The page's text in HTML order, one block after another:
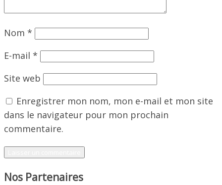
Nom *
E-mail *
Site web
Enregistrer mon nom, mon e-mail et mon site
dans le navigateur pour mon prochain
commentaire.
Nos Partenaires